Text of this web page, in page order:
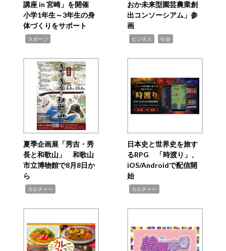
講座 in 宮崎」を開催
小学1年生～3年生の身
体づくりをサポート
スポーツ
おか未来型園芸農業創
出コンソーシアム」参
画
ビジネス 社会
夏季企画展「秀吉・秀
長と和歌山」 和歌山
市立博物館で8月8日か
ら
カルチャー
日本史と世界史を旅す
るRPG 「時渡り」、
iOS/Androidで配信開
始
カルチャー